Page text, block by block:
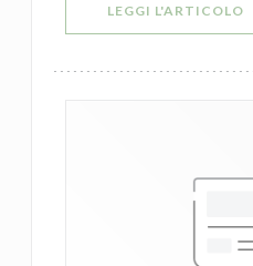
LEGGI L'ARTICOLO